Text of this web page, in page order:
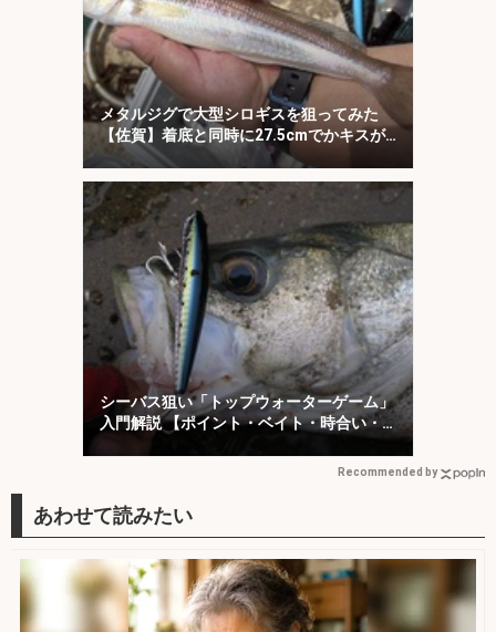
メタルジグで大型シロギスを狙ってみた
【佐賀】着底と同時に27.5cmでかキスが
ヒット！
シーバス狙い「トップウォーターゲーム」
入門解説 【ポイント・ベイト・時合い・
Recommended by